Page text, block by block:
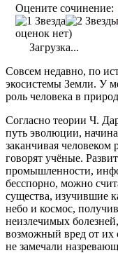
Оцените сочинение:
оценок нет)
Загрузка...
Совсем недавно, по
экосистемы Земли. У
роль человека в
Согласно теории Ч.
путь эволюции,
заканчивая
говорят учёные.
промышленности,
бесспорно, можно
существа, изучившие
небо и космос,
неизлечимых
возможный вред от их
не замечали